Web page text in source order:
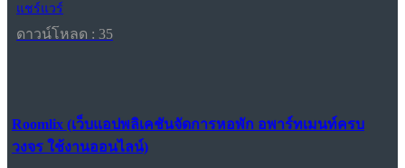
แชร์แวร์
ดาวน์โหลด : 35
Roomlix (เว็บแอปพลิเคชันจัดการหอพัก อพาร์ทเมนท์ครบ
วงจร ใช้งานออนไลน์)